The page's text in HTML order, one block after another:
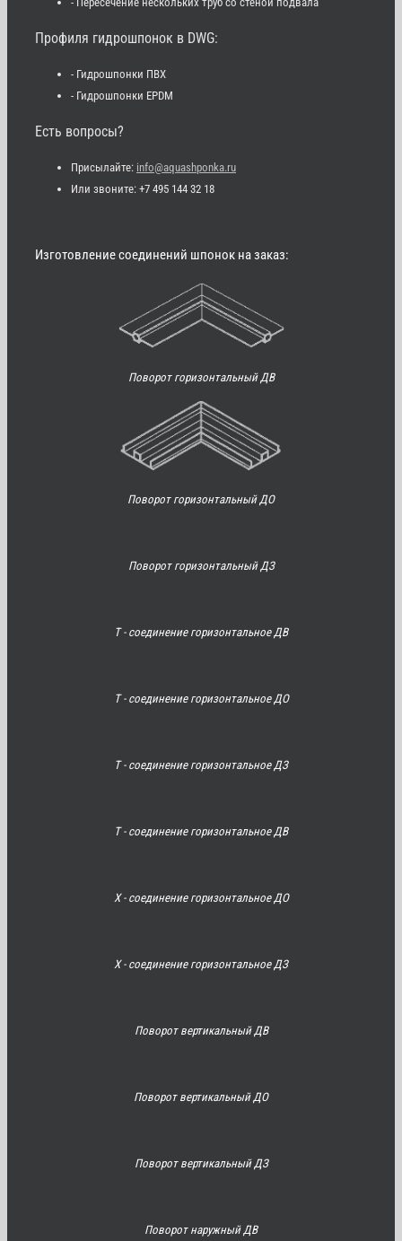
Профиля гидрошпонок в DWG:
- Гидрошпонки ПВХ
- Гидрошпонки EPDM
Есть вопросы?
Присылайте: info@aquashponka.ru
Или звоните: +7 495 144 32 18
Изготовление соединений шпонок на заказ:
Поворот горизонтальный ДВ
Поворот горизонтальный ДО
Поворот горизонтальный ДЗ
Т - соединение горизонтальное ДВ
Т - соединение горизонтальное ДО
Т - соединение горизонтальное ДЗ
Т - соединение горизонтальное ДВ
Х - соединение горизонтальное ДО
Х - соединение горизонтальное ДЗ
Поворот вертикальный ДВ
Поворот вертикальный ДО
Поворот вертикальный ДЗ
Поворот наружный ДВ